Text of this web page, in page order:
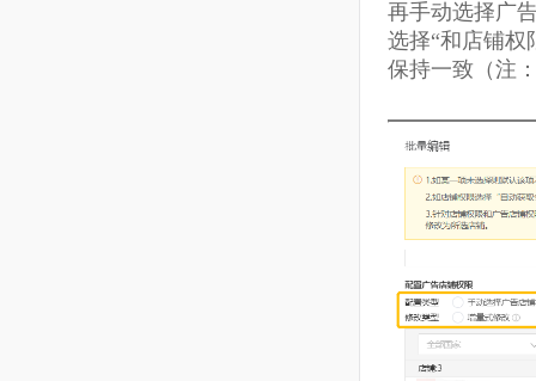
2)
广告店
选择“手动
再手动选择
选择“和店
保持一致